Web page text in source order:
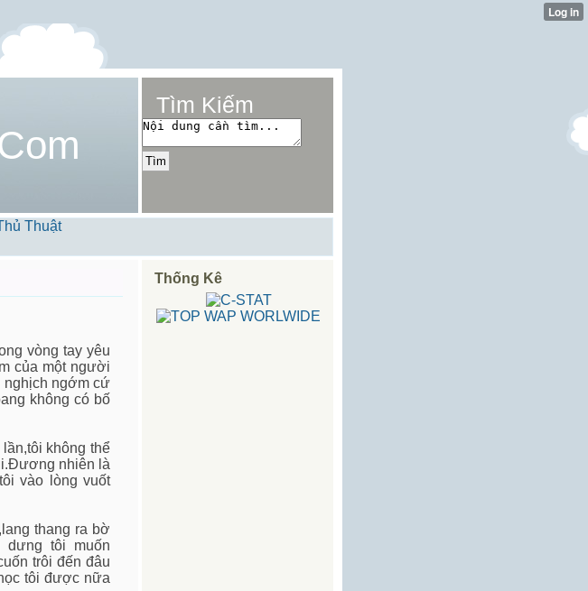
Tìm Kiếm
Thuật
vòng tay yêu
của một người
nghịch ngớm cứ
không có bố
không thể
nhiên là
vào lòng vuốt
thang ra bờ
dưng tôi muốn
trôi đến đâu
tôi được nữa
Thống Kê